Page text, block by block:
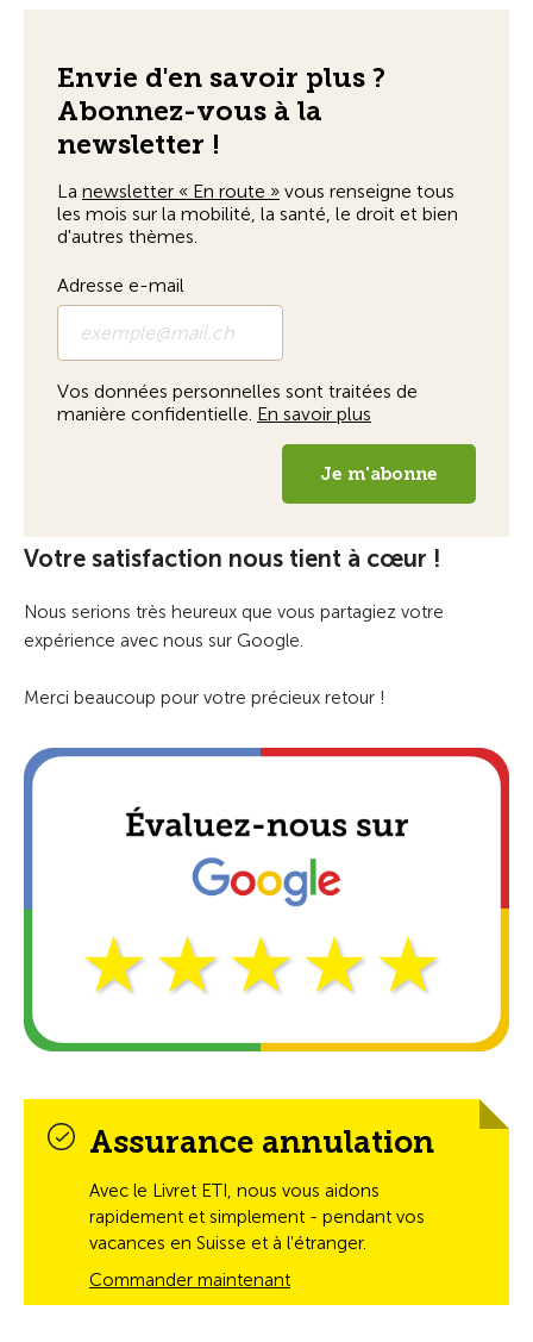
Votre satisfaction nous tient à cœur !
Nous serions très heureux que vous partagiez votre
expérience avec nous sur Google.
Merci beaucoup pour votre précieux retour !
Assurance annulation
Avec le Livret ETI, nous vous aidons
rapidement et simplement - pendant vos
vacances en Suisse et à l'étranger.
Commander maintenant